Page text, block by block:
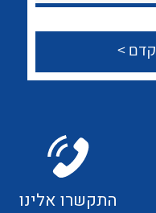
התקשרו אלינו